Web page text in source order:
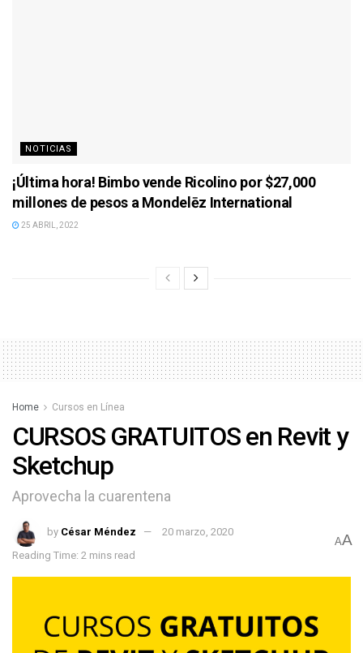
NOTICIAS
¡Última hora! Bimbo vende Ricolino por $27,000
millones de pesos a Mondelēz International
25 ABRIL, 2022
Home Cursos en Línea
CURSOS GRATUITOS en Revit y
Sketchup
Aprovecha la cuarentena
by César Méndez
20 marzo, 2020
Reading Time: 2 mins read
AA